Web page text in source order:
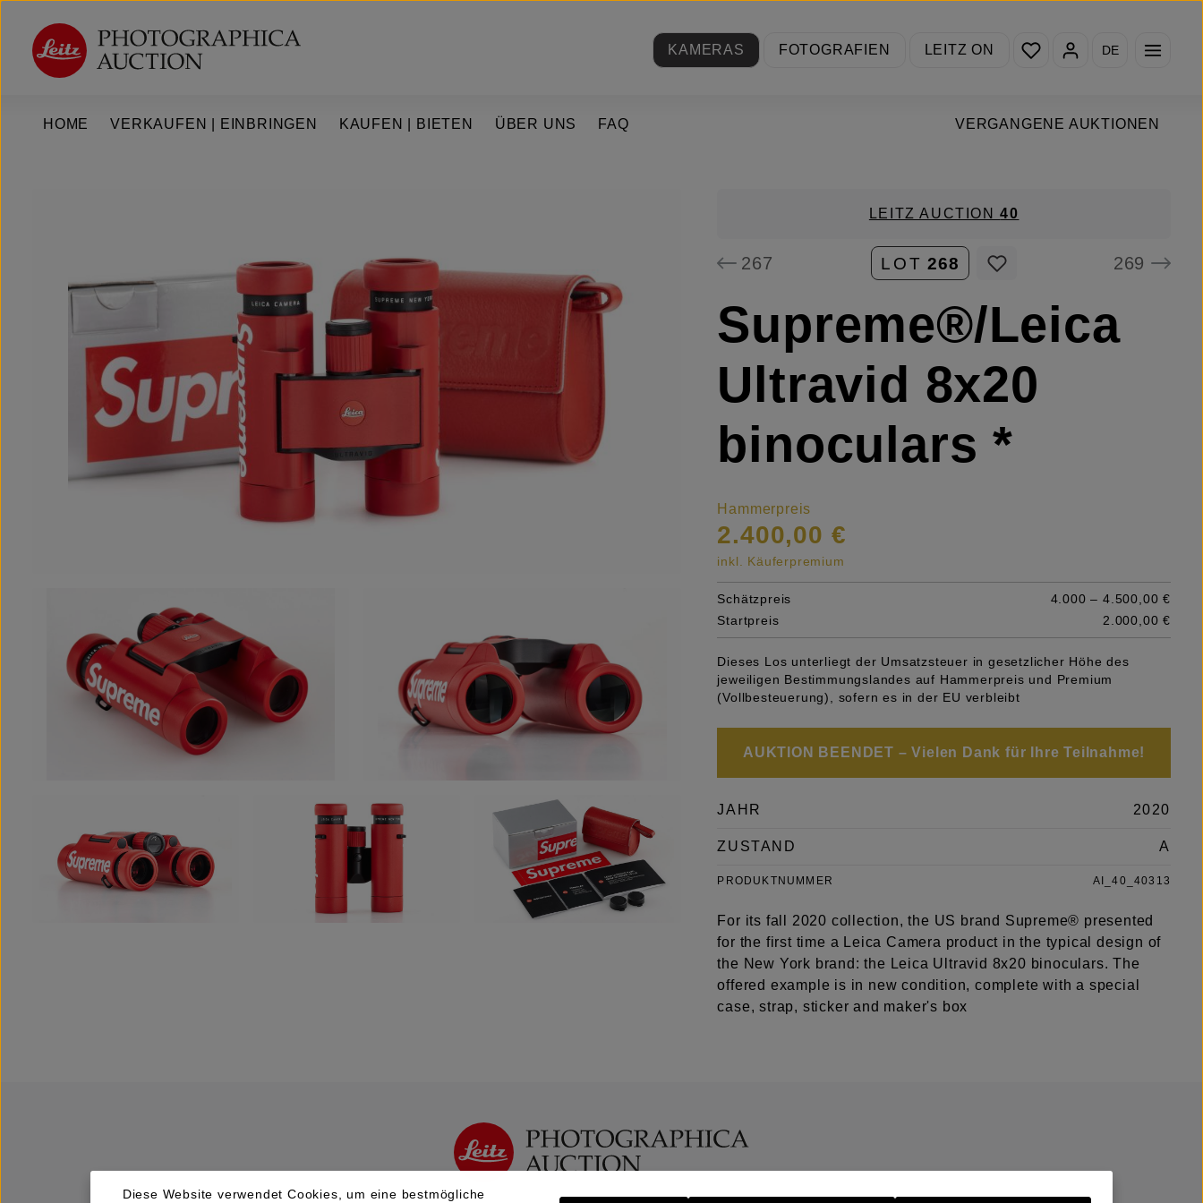
Hauptinhalt springen
Zur Hauptnavigation springen
KAMERAS
FOTOGRAFIEN LEITZ ON
Du hast 0 Produkte auf
DE
HOME VERGANGENE AUKTIONEN
VERKAUFEN | EINBRINGEN KAUFEN | BIETEN ÜBER UNS FAQ
LEITZ AUCTION40
267 LOT 268 269
Supreme®/Leica
Ultravid 8x20
binoculars *
Hammerpreis
2.400,00 €
inkl. Käuferpremium
Schätzpreis
4.000 – 4.500,00 €
Startpreis
2.000,00 €
Dieses Los unterliegt der Umsatzsteuer in gesetzlicher Höhe des
jeweiligen Bestimmungslandes auf Hammerpreis und Premium
(Vollbesteuerung), sofern es in der EU verbleibt
AUKTION BEENDET – Vielen Dank für Ihre Teilnahme!
JAHR 2020
ZUSTAND A
PRODUKTNUMMER AI_40_40313
For its fall 2020 collection, the US brand Supreme® presented
for the first time a Leica Camera product in the typical design of
the New York brand: the Leica Ultravid 8x20 binoculars. The
offered example is in new condition, complete with a special
case, strap, sticker and maker's box
Diese Website verwendet Cookies, um eine bestmögliche